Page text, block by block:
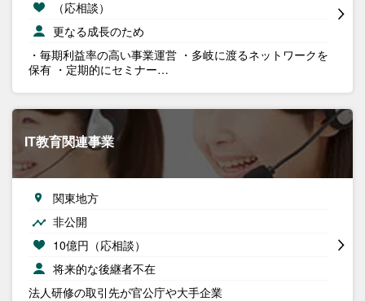
（応相談）
更なる成長のため
・毎期利益率の高い事業運営 ・多岐に渡るネットワークを
保有 ・定期的にセミナー…
IT教育関連事業
関東地方
非公開
10億円（応相談）
将来的な後継者不在
法人研修の取引先が官公庁や大手企業